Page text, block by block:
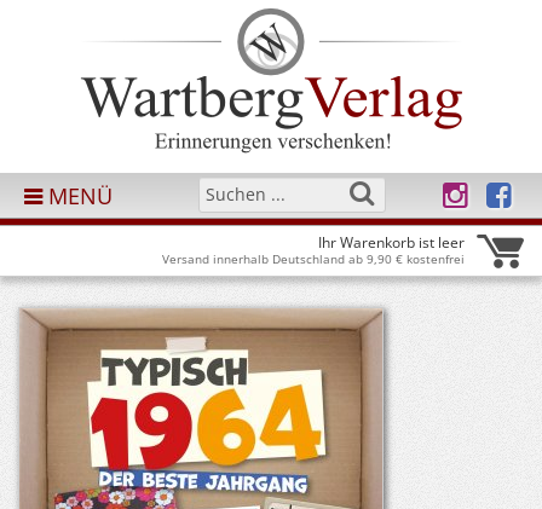
MENÜ
Ihr Warenkorb ist leer
Versand innerhalb Deutschland ab 9,90 € kostenfrei